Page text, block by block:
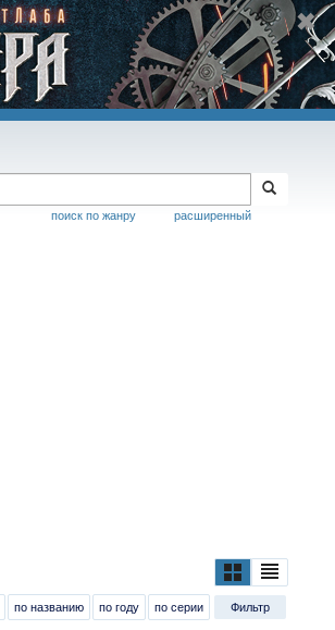
расширенный
поиск по жанру
по названию по году по серии Фильтр